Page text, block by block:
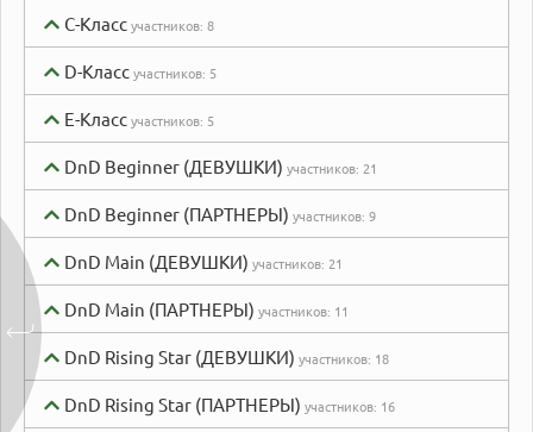
C-Классучастников: 8
D-Классучастников: 5
E-Классучастников: 5
DnD Beginner (ДЕВУШКИ) участников: 21
DnD Beginner (ПАРТНЕРЫ) участников: 9
DnD Main (ДЕВУШКИ) участников: 21
DnD Main (ПАРТНЕРЫ) участников: 11
DnD Rising Star (ДЕВУШКИ) участников: 18
DnD Rising Star (ПАРТНЕРЫ) участников: 16